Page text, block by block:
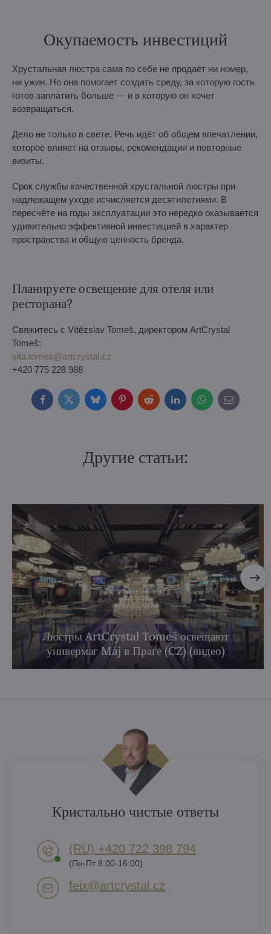
Окупаемость инвестиций
Хрустальная люстра сама по себе не продаёт ни номер,
ни ужин. Но она помогает создать среду, за которую гость
готов заплатить больше — и в которую он хочет
возвращаться.
Дело не только в свете. Речь идёт об общем впечатлении,
которое влияет на отзывы, рекомендации и повторные
визиты.
Срок службы качественной хрустальной люстры при
надлежащем уходе исчисляется десятилетиями. В
пересчёте на годы эксплуатации это нередко оказывается
удивительно эффективной инвестицией в характер
пространства и общую ценность бренда.
Планируете освещение для отеля или
ресторана?
Свяжитесь с Vítězslav Tomeš, директором ArtCrystal
Tomeš:
vita.tomes@artcrystal.cz
+420 775 228 988
FacebookTwitterBlueskyPinterestRedditLinkedInWhatsApp
E-
mail
Другие статьи:
Люстры ArtCrystal Tomeš освещают
универмаг Máj в Праге (CZ) (видео)
Кристально чистые ответы
(RU) +420 722 398 794​
(Пн-Пт 8:00-16:00)
feix​@artcrystal​.cz